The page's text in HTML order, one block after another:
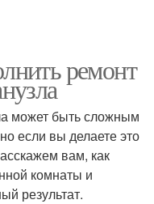
ремонт
может быть сложным
если вы делаете это
вам, как
комнаты и
результат.